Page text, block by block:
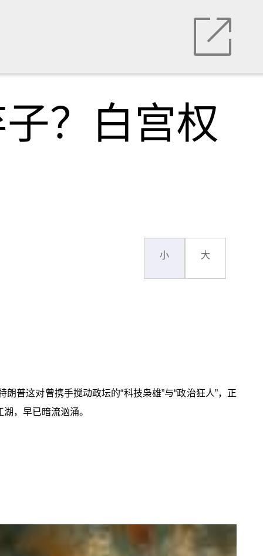
？白宫权
小 大
普这对曾携手搅动政坛的“科技枭雄”与“政治狂人”，正
，早已暗流汹涌。